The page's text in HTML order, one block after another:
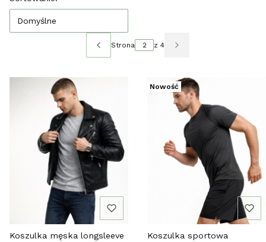
Domyślne
Poprzednie produkty
Strona z 4 Następne produkty
Koszulka męska longsleeve
Nowość
Koszulka sportowa